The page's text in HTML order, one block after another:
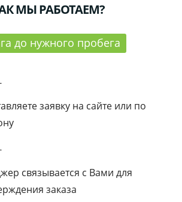
МЫ РАБОТАЕМ?
до нужного пробега
заявку на сайте или по
связывается с Вами для
заказа